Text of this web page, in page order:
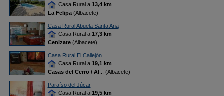
Casa Rural a 13,4 km
La Felipa(Albacete)
Casa Rural Abuela Santa Ana
Casa Rural a 17,3 km
Cenizate(Albacete)
Casa Rural El Callejón
Casa Rural a 19,1 km
Casas del Cerro / Al... (Albacete)
Paraíso del Júcar
Casa Rural a 19,5 km